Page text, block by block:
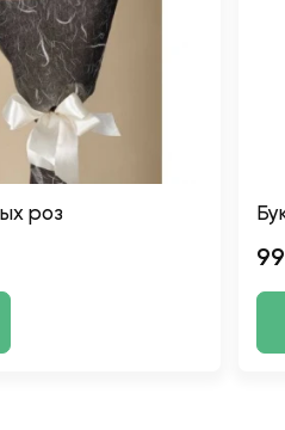
роз